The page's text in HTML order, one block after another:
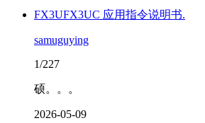
FX3UFX3UC 应用指令说明书.
samuguying
1/227
硕。。。
2026-05-09